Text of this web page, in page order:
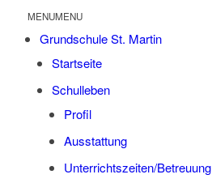
MENUMENU
Grund­schu­le St. Martin
Start­sei­te
Schul­le­ben
Pro­fil
Aus­stat­tung
Unterrichtszeiten/Betreuung